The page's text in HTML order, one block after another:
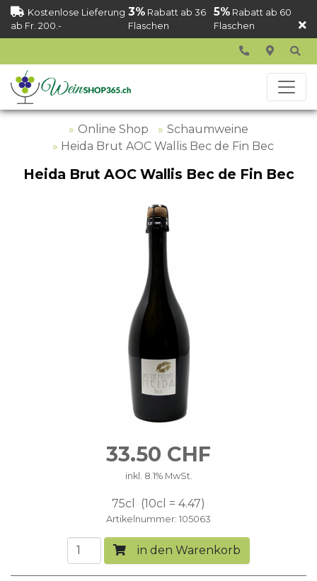
Kostenlose Lieferung
ab Fr. 200.-
3% Rabatt ab 36
Flaschen
5%Rabatt ab 60
Flaschen
Online Shop
Schaumweine
Heida Brut AOC Wallis Bec de Fin Bec
Heida Brut AOC Wallis Bec de Fin Bec
33.50 CHF
inkl. 8.1% MwSt.
75cl 10cl = 4.47
Artikelnummer 105063
in den Warenkorb